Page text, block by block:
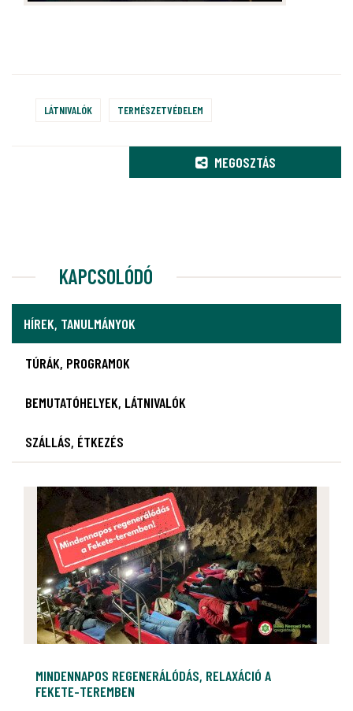
LÁTNIVALÓK TERMÉSZETVÉDELEM
MEGOSZTÁS
KAPCSOLÓDÓ
HÍREK, TANULMÁNYOK
TÚRÁK, PROGRAMOK
BEMUTATÓHELYEK, LÁTNIVALÓK
SZÁLLÁS, ÉTKEZÉS
MINDENNAPOS REGENERÁLÓDÁS, RELAXÁCIÓ A
FEKETE-TEREMBEN